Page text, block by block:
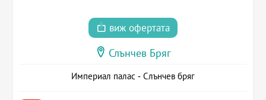
виж офертата
Слънчев Бряг
Империал палас - Слънчев бряг